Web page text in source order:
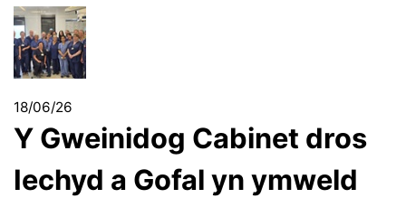
18/06/26
Y Gweinidog Cabinet dros
Iechyd a Gofal yn ymweld